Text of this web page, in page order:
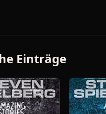
Einträge